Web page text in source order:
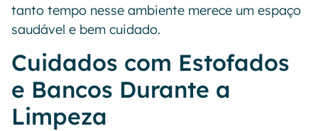
tanto tempo nesse ambiente merece um espaço
saudável e bem cuidado.
Cuidados com Estofados
e Bancos Durante a
Limpeza